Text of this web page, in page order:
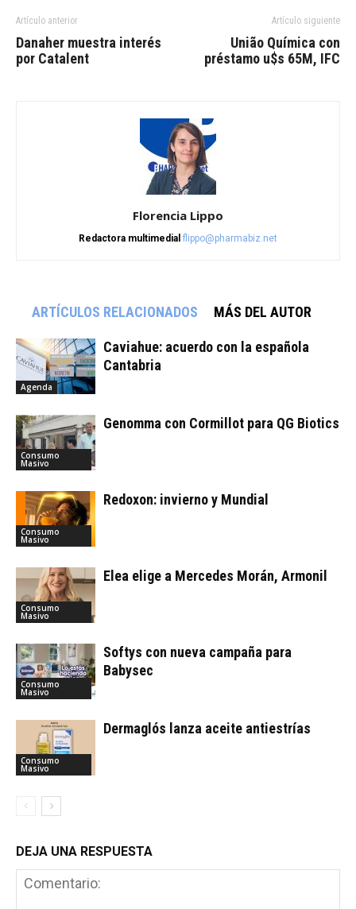
Artículo anterior
Danaher muestra interés
por Catalent
Artículo siguiente
União Química con
préstamo u$s 65M, IFC
Florencia Lippo
Redactora multimedial flippo@pharmabiz.net
ARTÍCULOS RELACIONADOS MÁS DEL AUTOR
Agenda
Caviahue: acuerdo con la española
Cantabria
Consumo
Masivo
Genomma con Cormillot para QG Biotics
Consumo
Masivo
Redoxon: invierno y Mundial
Consumo
Masivo
Elea elige a Mercedes Morán, Armonil
Consumo
Masivo
Softys con nueva campaña para
Babysec
Consumo
Masivo
Dermaglós lanza aceite antiestrías
DEJA UNA RESPUESTA